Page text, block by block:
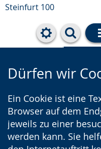
Steinfurt 100
Dürfen wir
Ein Cookie ist eine
Browser auf dem
jeweils zu einer
werden kann. Sie